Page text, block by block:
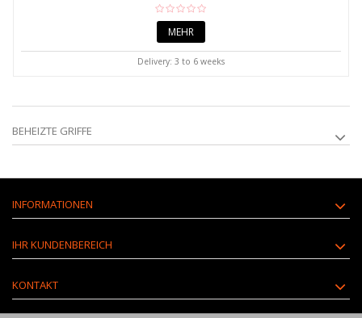
MEHR
Delivery: 3 to 6 weeks
BEHEIZTE GRIFFE
INFORMATIONEN
IHR KUNDENBEREICH
KONTAKT